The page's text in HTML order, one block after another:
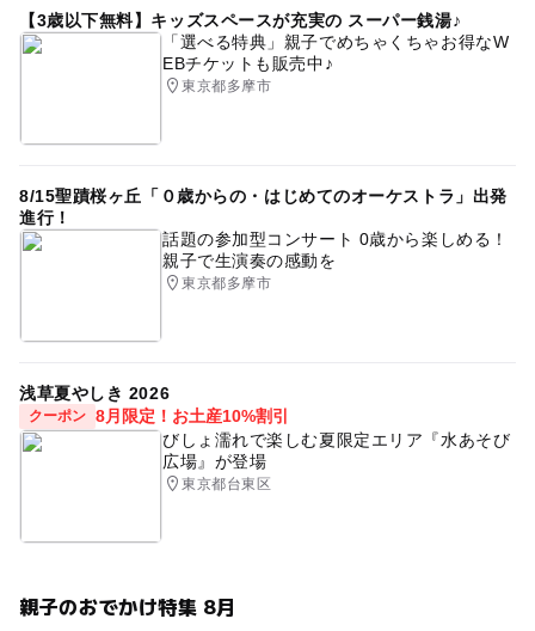
【3歳以下無料】キッズスペースが充実の スーパー銭湯♪
「選べる特典」親子でめちゃくちゃお得なW
EBチケットも販売中♪
東京都多摩市
8/15聖蹟桜ヶ丘「０歳からの・はじめてのオーケストラ」出発
進行！
話題の参加型コンサート 0歳から楽しめる！
親子で生演奏の感動を
東京都多摩市
浅草夏やしき 2026
クーポン 8月限定！お土産10%割引
びしょ濡れで楽しむ夏限定エリア『水あそび
広場』が登場
東京都台東区
親子のおでかけ特集 8月